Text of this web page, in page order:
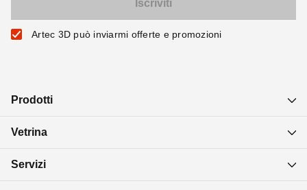
Artec 3D può inviarmi offerte e promozioni
Prodotti
Vetrina
Servizi